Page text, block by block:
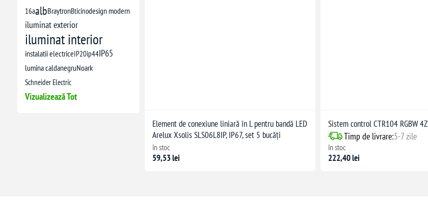
16aalbBraytronBticinodesign modern
iluminat exterior
iluminat interior
instalatii electriceIP20ip44IP65
lumina caldanegruNoark
Schneider Electric
Vizualizează Tot
Element de conexiune liniară în L pentru bandă LED
Arelux Xsolis SLS06L8IP, IP67, set 5 bucăți
în stoc
59,53 lei
Sistem control CTR104 RGBW 4Z
Timp de livrare:5-7 zile
în stoc
222,40 lei